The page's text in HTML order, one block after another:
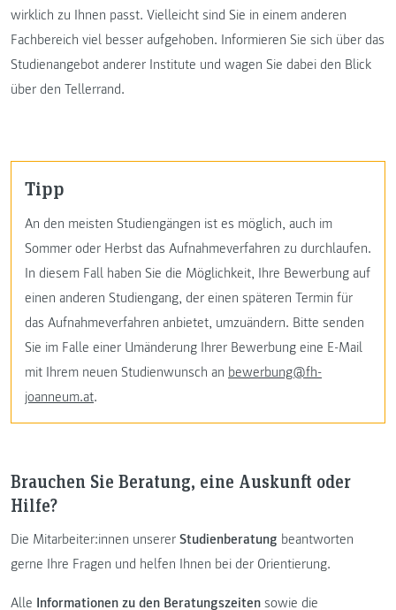
wirklich zu Ihnen passt. Vielleicht sind Sie in einem anderen
Fachbereich viel besser aufgehoben. Informieren Sie sich über das
Studienangebot anderer Institute und wagen Sie dabei den Blick
über den Tellerrand.
Tipp
An den meisten Studiengängen ist es möglich, auch im
Sommer oder Herbst das Aufnahmeverfahren zu durchlaufen.
In diesem Fall haben Sie die Möglichkeit, Ihre Bewerbung auf
einen anderen Studiengang, der einen späteren Termin für
das Aufnahmeverfahren anbietet, umzuändern. Bitte senden
Sie im Falle einer Umänderung Ihrer Bewerbung eine E-Mail
mit Ihrem neuen Studienwunsch an bewerbung@fh-
joanneum.at.
Brauchen Sie Beratung, eine Auskunft oder
Hilfe?
Die Mitarbeiter:innen unserer Studienberatung beantworten
gerne Ihre Fragen und helfen Ihnen bei der Orientierung.
Alle Informationen zu den Beratungszeiten sowie die